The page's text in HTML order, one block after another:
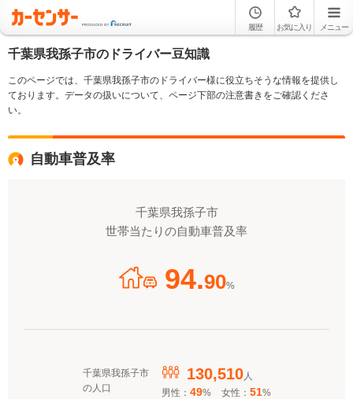
履歴 お気に入り メニュー
千葉県我孫子市のドライバー豆知識
このページでは、千葉県我孫子市のドライバー様に役立ちそうな情報を提供し
ております。データの扱いについて、ページ下部の注意書きをご確認くださ
い。
自動車普及率
千葉県我孫子市
世帯当たりの自動車普及率
94.90%
千葉県我孫子市
の人口
130,510人
男性： 49% 女性： 51%